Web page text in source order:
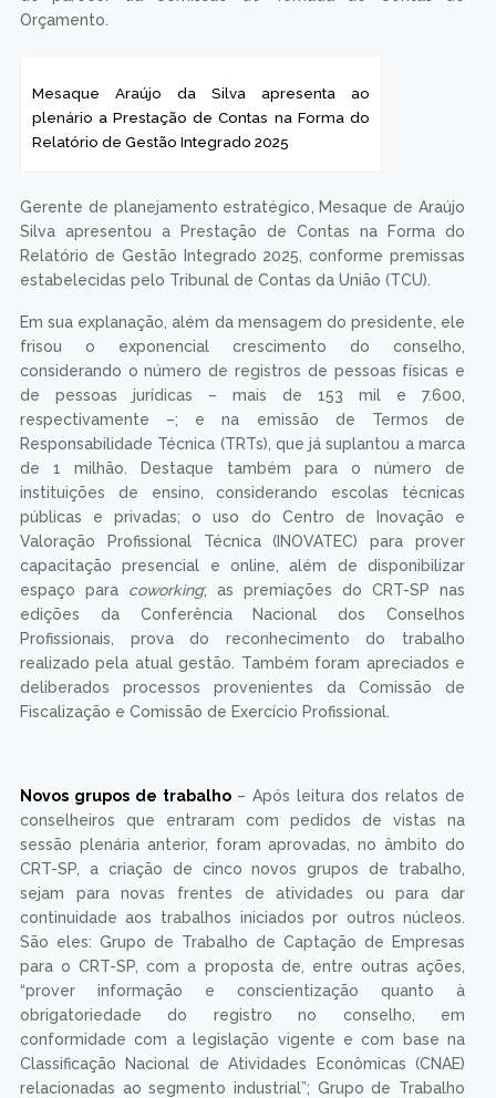
Orçamento.
Mesaque Araújo da Silva apresenta ao
plenário a Prestação de Contas na Forma do
Relatório de Gestão Integrado 2025
Gerente de planejamento estratégico, Mesaque de Araújo
Silva apresentou a Prestação de Contas na Forma do
Relatório de Gestão Integrado 2025, conforme premissas
estabelecidas pelo Tribunal de Contas da União (TCU).
Em sua explanação, além da mensagem do presidente, ele
frisou o exponencial crescimento do conselho,
considerando o número de registros de pessoas físicas e
de pessoas jurídicas – mais de 153 mil e 7.600,
respectivamente –; e na emissão de Termos de
Responsabilidade Técnica (TRTs), que já suplantou a marca
de 1 milhão. Destaque também para o número de
instituições de ensino, considerando escolas técnicas
públicas e privadas; o uso do Centro de Inovação e
Valoração Profissional Técnica (INOVATEC) para prover
capacitação presencial e online, além de disponibilizar
espaço para coworking; as premiações do CRT-SP nas
edições da Conferência Nacional dos Conselhos
Profissionais, prova do reconhecimento do trabalho
realizado pela atual gestão. Também foram apreciados e
deliberados processos provenientes da Comissão de
Fiscalização e Comissão de Exercício Profissional.
Novos grupos de trabalho – Após leitura dos relatos de
conselheiros que entraram com pedidos de vistas na
sessão plenária anterior, foram aprovadas, no âmbito do
CRT-SP, a criação de cinco novos grupos de trabalho,
sejam para novas frentes de atividades ou para dar
continuidade aos trabalhos iniciados por outros núcleos.
São eles: Grupo de Trabalho de Captação de Empresas
para o CRT-SP, com a proposta de, entre outras ações,
“prover informação e conscientização quanto à
obrigatoriedade do registro no conselho, em
conformidade com a legislação vigente e com base na
Classificação Nacional de Atividades Econômicas (CNAE)
relacionadas ao segmento industrial”; Grupo de Trabalho